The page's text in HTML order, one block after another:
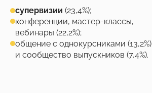
супервизии (23,4%);
конференции, мастер-классы,
вебинары (22,2%);
общение с однокурсниками (13,2%)
и сообщество выпускников (7,4%).